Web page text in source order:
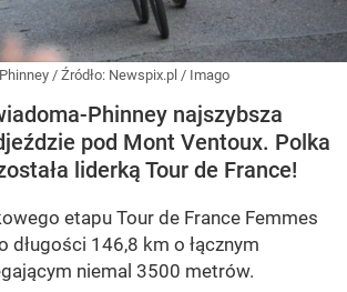
/ Źródło: Newspix.pl / Imago
Phinney najszybsza
pod Mont Ventoux. Polka
liderką Tour de France!
etapu Tour de France Femmes
długości 146,8 km o łącznym
niemal 3500 metrów.